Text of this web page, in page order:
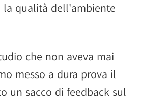
la qualità dell'ambiente
che non aveva mai
messo a dura prova il
un sacco di feedback sul